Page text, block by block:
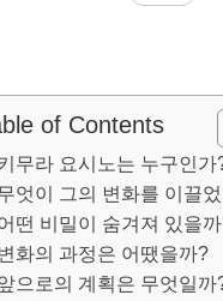
of Contents
무라 요시노는 누구인가
엇이 그의 변화를 이끌
떤 비밀이 숨겨져 있을
변화의 과정은 어땠을까?
으로의 계획은 무엇일까